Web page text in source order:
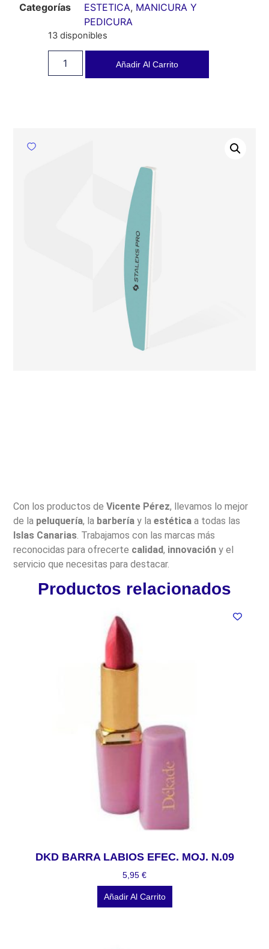
Categorías
ESTETICA, MANICURA Y
PEDICURA
13 disponibles
Añadir Al Carrito
Con los productos deVicente Pérez, llevamos lo mejor
de la peluquería, la barbería y laestética a todas las
Islas Canarias . Trabajamos con las marcas más
reconocidas para ofrecerte calidad, innovación y el
servicio que necesitas para destacar.
Productos relacionados
DKD BARRA LABIOS EFEC. MOJ. N.09
5,95 €
Añadir Al Carrito